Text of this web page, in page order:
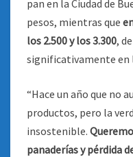
pan en la Ciudad de
pesos, mientras que
los 2.500 y los 3.300,
significativamente en
“Hace un año que no
productos, pero la
insostenible.
panaderías y pérdida